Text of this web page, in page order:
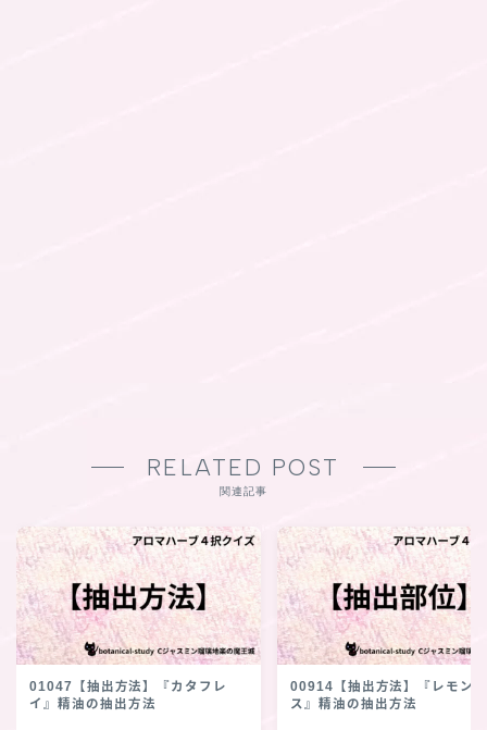
RELATED POST
関連記事
01047【抽出方法】『カタフレ
イ』精油の抽出方法
00914【抽出方法】『レモン
ス』精油の抽出方法